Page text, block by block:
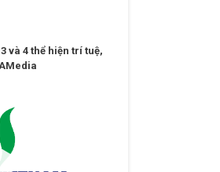
và 4 thể hiện trí tuệ,